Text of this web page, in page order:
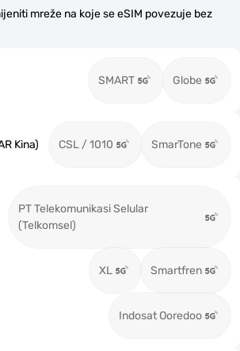
mreže na koje se eSIM povezuje bez
SMART Globe
Kina) CSL / 1010 SmarTone
PT Telekomunikasi Selular
(Telkomsel)
XL Smartfren
Indosat Ooredoo